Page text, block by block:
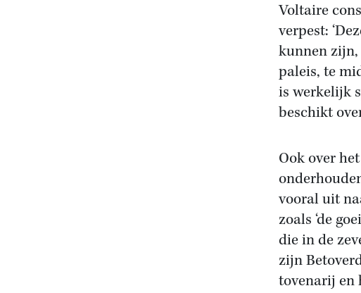
Voltaire
verpest:
kunnen
paleis, te
is werkelijk
beschikt
Ook over
vooral uit
zoals ‘de
die in de
zijn
tovenarij en